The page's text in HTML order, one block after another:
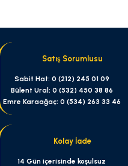
Satış Sorumlusu
Sabit Hat: 0 (212) 245 01 09
Bülent Ural: 0 (532) 450 38 86
Emre Karaağaç: 0 (534) 263 33 46
Kolay İade
14 Gün içerisinde koşulsuz